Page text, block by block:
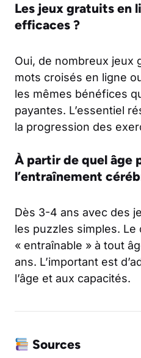
Les jeux gratuits en
efficaces ?
Oui, de nombreux jeux
mots croisés en ligne
les mêmes bénéfices
payantes. L’essentiel
la progression des
À partir de quel âge
l’entraînement
Dès 3-4 ans avec des
les puzzles simples. Le
« entraînable » à tout
ans. L’important est
l’âge et aux capacités.
Sources